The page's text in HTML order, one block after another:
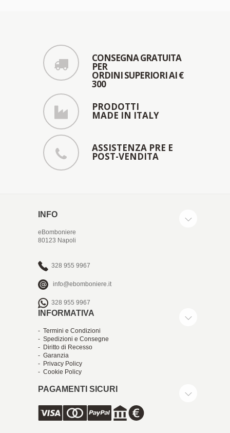
CONSEGNA GRATUITA
PER
ORDINI SUPERIORI AI €
300
PRODOTTI
MADE IN ITALY
ASSISTENZA PRE E
POST-VENDITA
INFO
eBomboniere
80123 Napoli
328 955 9967
info@ebomboniere.it
328 955 9967
INFORMATIVA
- Termini e Condizioni
- Spedizioni e Consegne
- Diritto di Recesso
- Garanzia
- Privacy Policy
- Cookie Policy
PAGAMENTI SICURI